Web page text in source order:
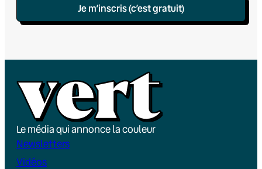
Je m’inscris (c’est gratuit)
Le média qui annonce la couleur
Newsletters
Vidéos